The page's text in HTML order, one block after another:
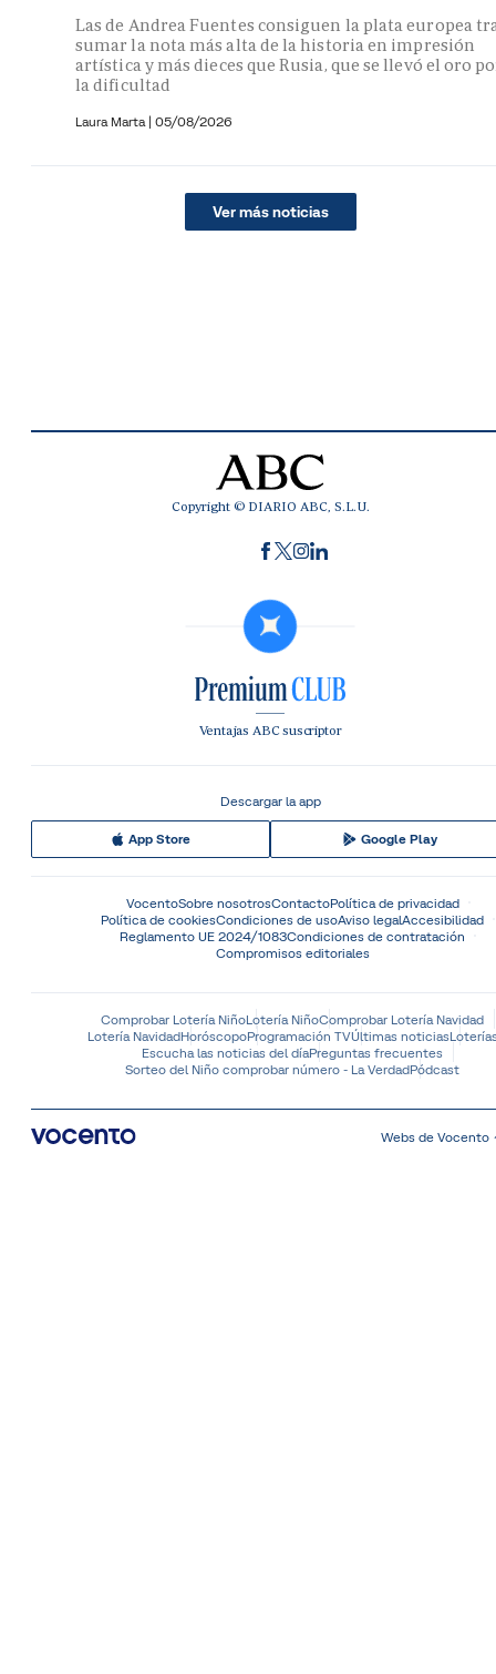
Las de Andrea Fuentes consiguen la plata europea
sumar la nota más alta de la historia en impresión
artística y más dieces que Rusia, que se llevó el oro
la dificultad
Laura Marta | 05/08/2026
Ver más noticias
Copyright © DIARIO ABC, S.L.U.
Ventajas ABC suscriptor
Descargar la app
App Store Google Play
VocentoSobre nosotrosContactoPolítica de privacidad
Política de cookiesCondiciones de usoAviso legalAccesibilidad
Reglamento UE 2024/1083Condiciones de contratación
Compromisos editoriales
Comprobar Lotería NiñoLotería NiñoComprobar Lotería Navidad
Lotería NavidadHoróscopoProgramación TVÚltimas noticias
Escucha las noticias del díaPreguntas frecuentes
Sorteo del Niño comprobar número - La VerdadPódcast
Webs de Vocento